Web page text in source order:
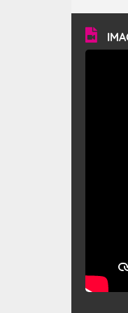
vitesse
en
du